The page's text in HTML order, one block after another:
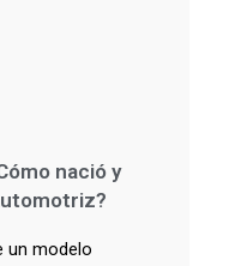
nació y
un modelo